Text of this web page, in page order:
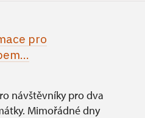
pro
návštěvníky pro dva
Mimořádné dny